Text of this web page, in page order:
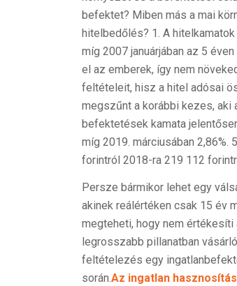
befektet? Miben más a mai
hitelbedőlés? 1. A
míg 2007 januárjában az 5
el az emberek, így nem
feltételeit, hisz a hitel adósai
megszűnt a korábbi kezes, aki
befektetések kamata
míg 2019. márciusában 2,86%.
forintról 2018-ra 219 112
Persze bármikor lehet egy
akinek reálértéken csak 15 év
megteheti, hogy nem
legrosszabb pillanatban
feltételezés egy
során.Az ingatlan